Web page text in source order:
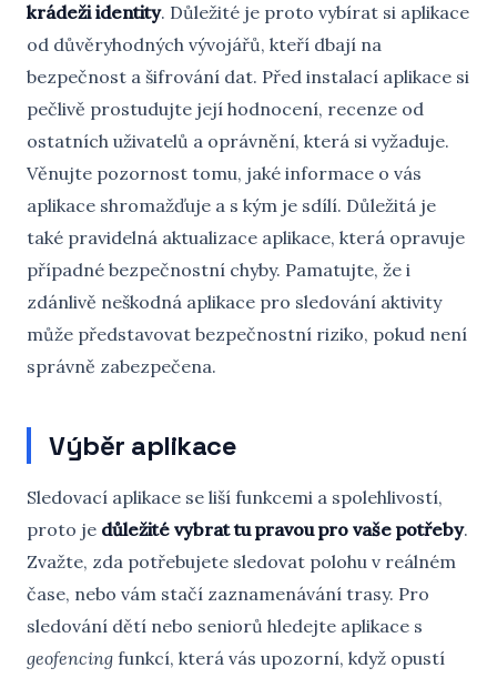
krádeži identity. Důležité je proto vybírat si aplikace
od důvěryhodných vývojářů, kteří dbají na
bezpečnost a šifrování dat. Před instalací aplikace si
pečlivě prostudujte její hodnocení, recenze od
ostatních uživatelů a oprávnění, která si vyžaduje.
Věnujte pozornost tomu, jaké informace o vás
aplikace shromažďuje a s kým je sdílí. Důležitá je
také pravidelná aktualizace aplikace, která opravuje
případné bezpečnostní chyby. Pamatujte, že i
zdánlivě neškodná aplikace pro sledování aktivity
může představovat bezpečnostní riziko, pokud není
správně zabezpečena.
Výběr aplikace
Sledovací aplikace se liší funkcemi a spolehlivostí,
proto je důležité vybrat tu pravou pro vaše potřeby.
Zvažte, zda potřebujete sledovat polohu v reálném
čase, nebo vám stačí zaznamenávání trasy. Pro
sledování dětí nebo seniorů hledejte aplikace s
geofencing funkcí, která vás upozorní, když opustí